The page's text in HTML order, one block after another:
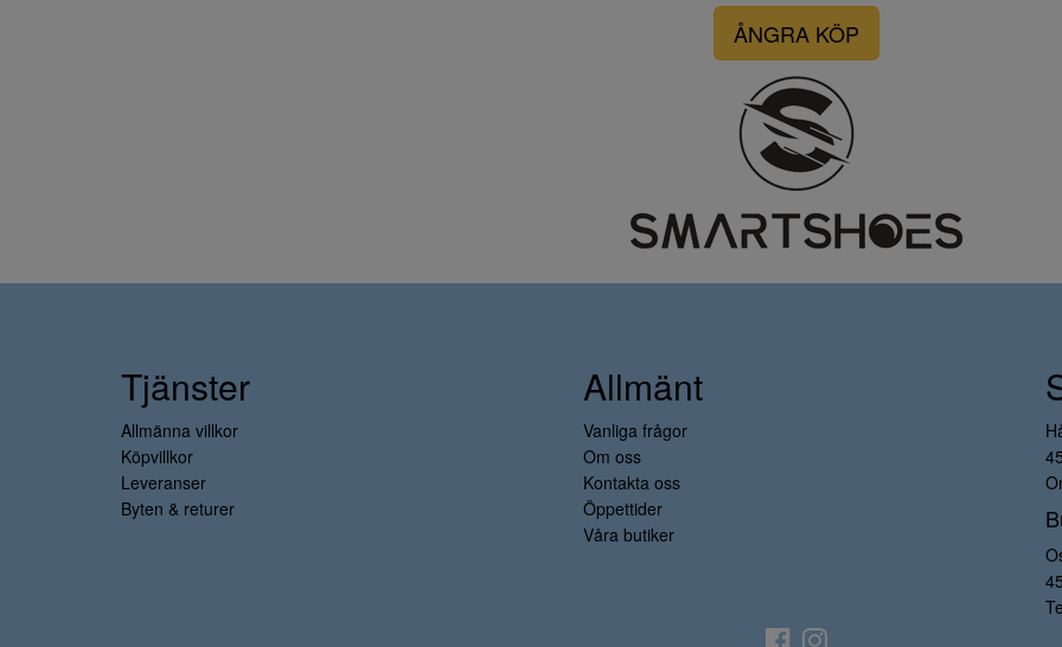
ÅNGRA KÖP
Tjänster
Allmänna villkor
Köpvillkor
Leveranser
Byten & returer
Allmänt
Vanliga frågor
Om oss
Kontakta oss
Öppettider
Våra butiker